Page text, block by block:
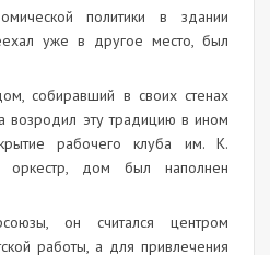
политики в здании
уже в другое место, был
собиравший в своих стенах
возродил эту традицию в ином
рабочего клуба им. К.
оркестр, дом был наполнен
он считался центром
работы, а для привлечения